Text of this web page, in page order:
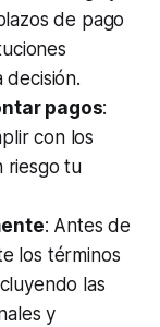
de pago
decisión.
pagos:
con los
riesgo tu
: Antes de
los términos
las
y